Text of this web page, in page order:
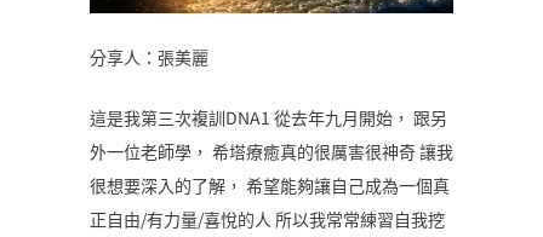
分享人：張美麗
這是我第三次複訓DNA1 從去年九月開始， 跟另
外一位老師學， 希塔療癒真的很厲害很神奇 讓我
很想要深入的了解， 希望能夠讓自己成為一個真
正自由/有力量/喜悅的人 所以我常常練習自我挖